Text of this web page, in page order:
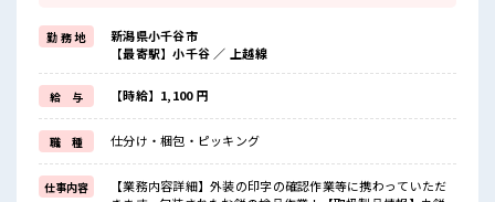
もちろん男性の応募も歓迎です！
≪残業多めでがっつり稼ぐ≫
高収入を希望される方にオススメ。
残業は月20時間以上あります♪
≪土日祝休のお仕事≫
家族や友人と一緒にプライベート満喫！
≪ラクラク制服アリ≫
制服があるので、
毎日の服装の悩み解消♪
≪様々なお仕事をご提案≫
勤 務 地
新潟県小千谷市
【最寄駅】小千谷 ／ 上越線
給 与 【時給】1,100 円
職 種 仕分け・梱包・ピッキング
仕事内容
【業務内容詳細】外装の印字の確認作業等に携わっていただ